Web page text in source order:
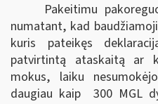
Pakeitimu
numatant, kad
kuris pateikęs
patvirtintą ataskaitą ar
mokus, laiku
daugiau kaip 300 MGL